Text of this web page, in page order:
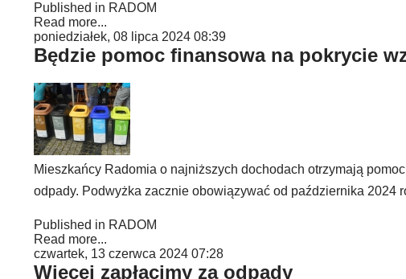
Published in RADOM
Read more...
poniedziałek, 08 lipca 2024 08:39
Będzie pomoc finansowa na pokrycie
Mieszkańcy Radomia o najniższych dochodach otrzymają
odpady. Podwyżka zacznie obowiązywać od października 2024
Published in RADOM
Read more...
czwartek, 13 czerwca 2024 07:28
Więcej zapłacimy za odpady